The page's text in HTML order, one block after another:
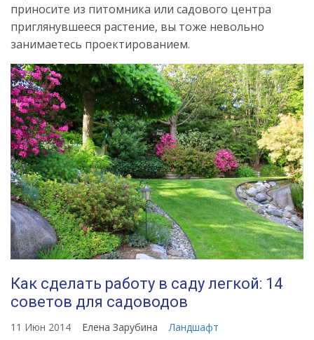
приносите из питомника или садового центра
приглянувшееся растение, вы тоже невольно
занимаетесь проектированием.
Как сделать работу в саду легкой: 14
советов для садоводов
11 Июн 2014 Елена Зарубина Ландшафт